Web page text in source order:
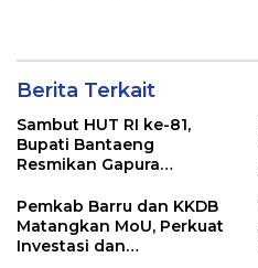
Berita Terkait
Sambut HUT RI ke-81,
Bupati Bantaeng
Resmikan Gapura
Pemkab Barru dan KKDB
Matangkan MoU, Perkuat
Investasi dan